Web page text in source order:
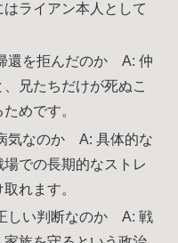
ライアン本人として
還を拒んだのか A: 仲
兄たちだけが死ぬこ
めです。
気なのか A: 具体的な
での長期的なストレ
れます。
しい判断なのか A: 戦